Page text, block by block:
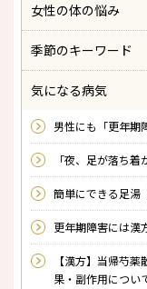
女性の体の悩み
季節のキーワード
気になる病気
男性にも「更年期
「夜、足が落ち
簡単にできる足湯
更年期障害には漢
【漢方】当帰芍
果・副作用につい